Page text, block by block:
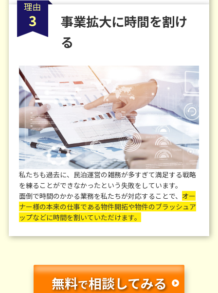
事業拡大に時間を割け
る
理由
3
私たちも過去に、民泊運営の雑務が多すぎて満足する戦略
を練ることができなかったという失敗をしています。
面倒で時間のかかる業務を私たちが対応することで、 オー
ナー様の本来の仕事である物件開拓や物件のブラッシュア
ップなどに時間を割いていただけます。
無料で相談してみる